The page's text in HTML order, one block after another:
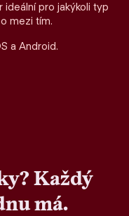
ideální pro jakýkoli typ
mezi tím.
a Android.
Každý
má.